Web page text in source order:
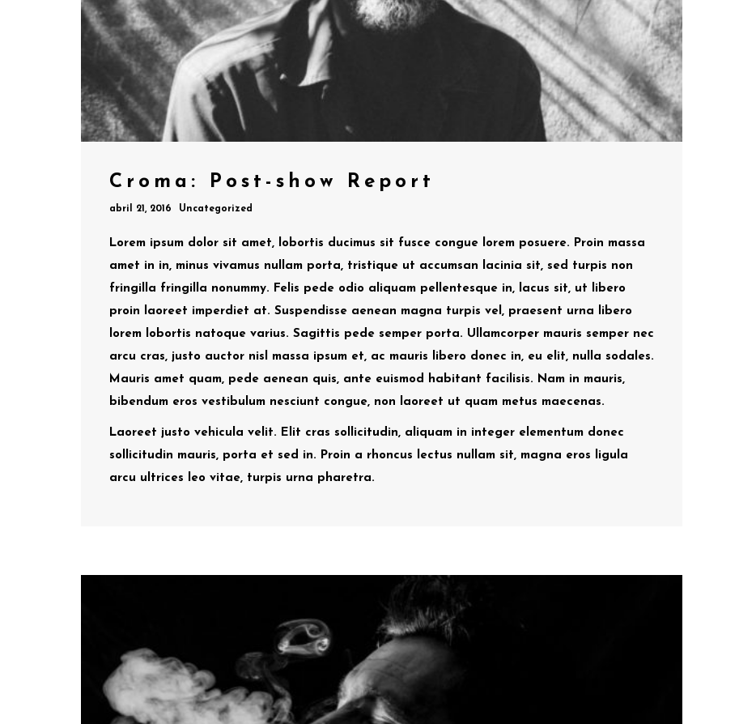
Croma: Post-show Report
abril 21, 2016 Uncategorized
Lorem ipsum dolor sit amet, lobortis ducimus sit fusce congue lorem posuere. Proin massa
amet in in, minus vivamus nullam porta, tristique ut accumsan lacinia sit, sed turpis non
fringilla fringilla nonummy. Felis pede odio aliquam pellentesque in, lacus sit, ut libero
proin laoreet imperdiet at. Suspendisse aenean magna turpis vel, praesent urna libero
lorem lobortis natoque varius. Sagittis pede semper porta. Ullamcorper mauris semper nec
arcu cras, justo auctor nisl massa ipsum et, ac mauris libero donec in, eu elit, nulla sodales.
Mauris amet quam, pede aenean quis, ante euismod habitant facilisis. Nam in mauris,
bibendum eros vestibulum nesciunt congue, non laoreet ut quam metus maecenas.
Laoreet justo vehicula velit. Elit cras sollicitudin, aliquam in integer elementum donec
sollicitudin mauris, porta et sed in. Proin a rhoncus lectus nullam sit, magna eros ligula
arcu ultrices leo vitae, turpis urna pharetra.